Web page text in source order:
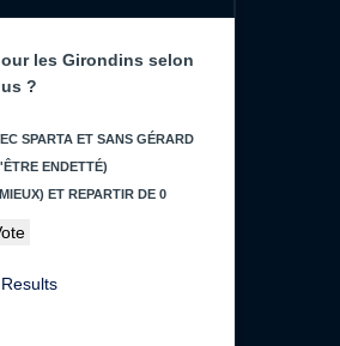
les Girondins selon
?
SPARTA ET SANS GÉRARD
ENDETTÉ)
ET REPARTIR DE 0